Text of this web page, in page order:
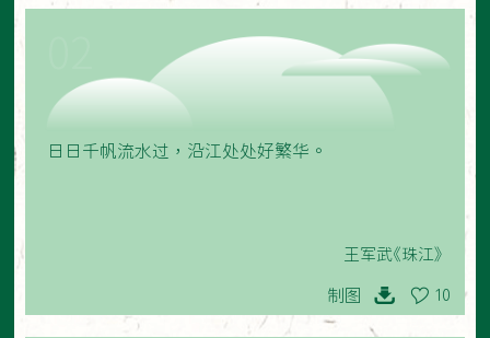
日日千帆流水过，沿江处处好繁华。
王军武《珠江》
制图 10